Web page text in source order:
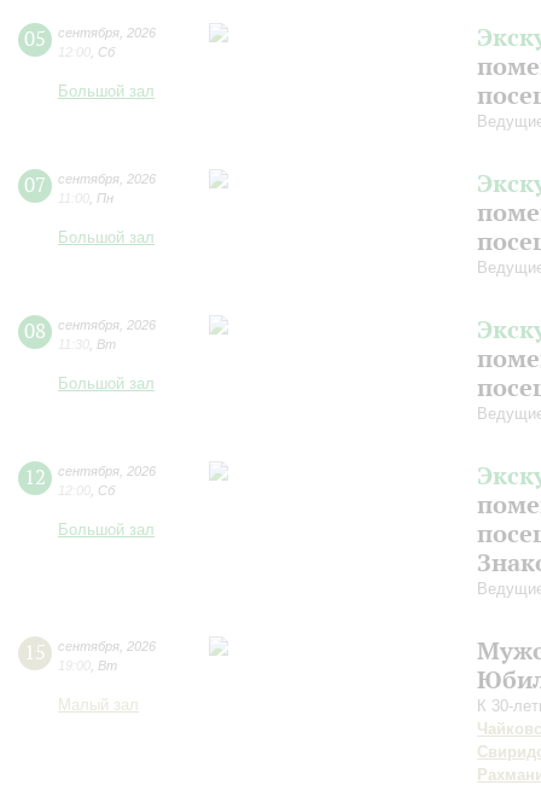
05 сентября 2026
12:00 Сб
Большой зал
07 сентября 2026
11:00 Пн
Большой зал
08 сентября 2026
11:30 Вт
Большой зал
12 сентября 2026
12:00 Сб
Большой зал
15 сентября 2026
19:00 Вт
Малый зал
К 30-